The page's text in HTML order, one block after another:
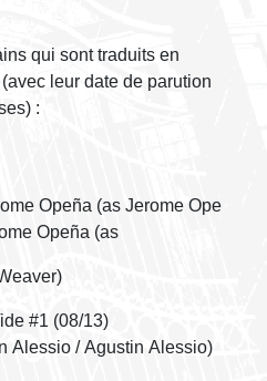
qui sont traduits en
leur date de parution
:
Opeña (as Jerome Ope
Opeña (as
#1 (08/13)
Alessio / Agustin Alessio)